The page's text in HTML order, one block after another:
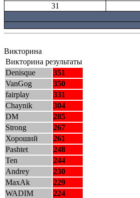
31
Викторина
Викторина результаты
Denisque
351
VanGog
350
fairplay
331
Chaynik
304
DM
285
Strong
267
Хороший
261
Pashtet
248
Ten
244
Andrey
230
MaxAk
229
WADIM
224